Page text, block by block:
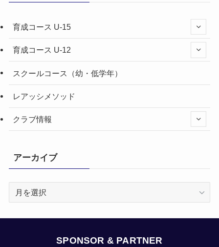
育成コース U-15
育成コース U-12
スクールコース（幼・低学年）
レアッシメソッド
クラブ情報
アーカイブ
SPONSOR & PARTNER